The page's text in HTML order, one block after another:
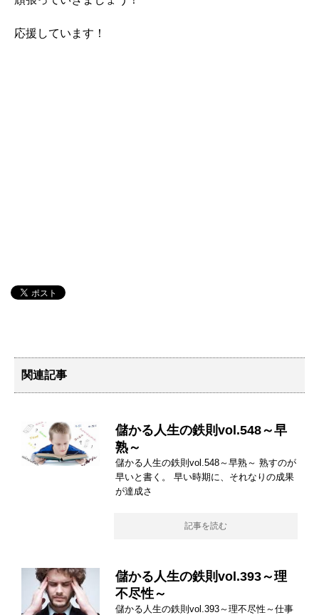
応援しています！
関連記事
儲かる人生の鉄則vol.548～早
熟～
儲かる人生の鉄則vol.548～早熟～ 熟すのが
早いと書く。 早い時期に、それなりの成果
が達成さ
記事を読む
儲かる人生の鉄則vol.393～理
不尽性～
儲かる人生の鉄則vol.393～理不尽性～仕事